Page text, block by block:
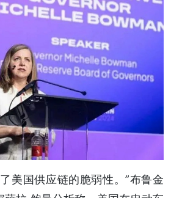
美国供应链的脆弱性。”布鲁金